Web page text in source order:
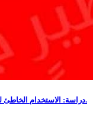
دراسة: الاستخدام الخاطئ لورق الألومنيوم قد يضر الكلى والعظام والجهاز العصبي.